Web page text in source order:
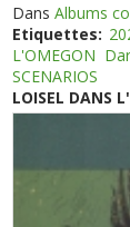
DansAlbums
Etiquettes:
L'OMEGON
SCENARIOS
LOISEL DANS